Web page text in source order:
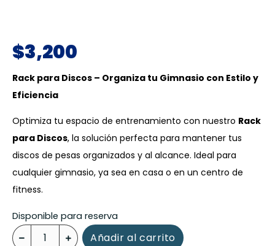
$3,200
Rack para Discos – Organiza tu Gimnasio con Estilo y
Eficiencia
Optimiza tu espacio de entrenamiento con nuestro Rack
para Discos, la solución perfecta para mantener tus
discos de pesas organizados y al alcance. Ideal para
cualquier gimnasio, ya sea en casa o en un centro de
fitness.
Disponible para reserva
Añadir al carrito